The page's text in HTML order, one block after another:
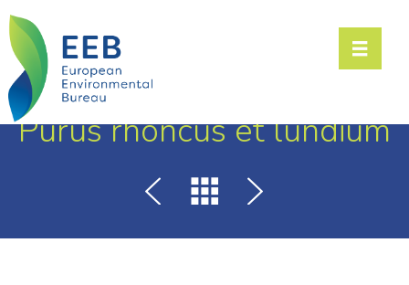
Toggle
Purus rhoncus et lundium